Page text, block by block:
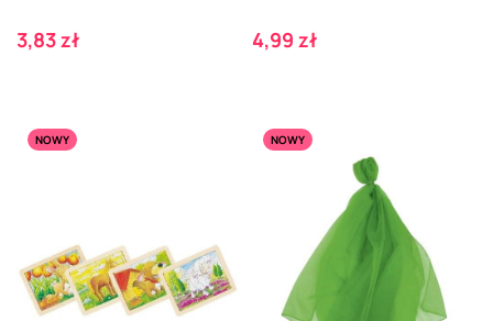
Cena
3,83 zł Cena
4,99 zł
NOWY NOWY